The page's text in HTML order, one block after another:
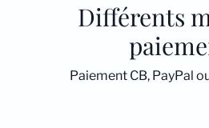
Différents
Paiement CB, PayPal